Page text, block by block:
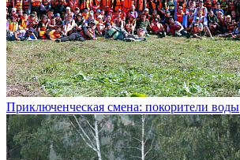
Приключенческая смена: покорители воды